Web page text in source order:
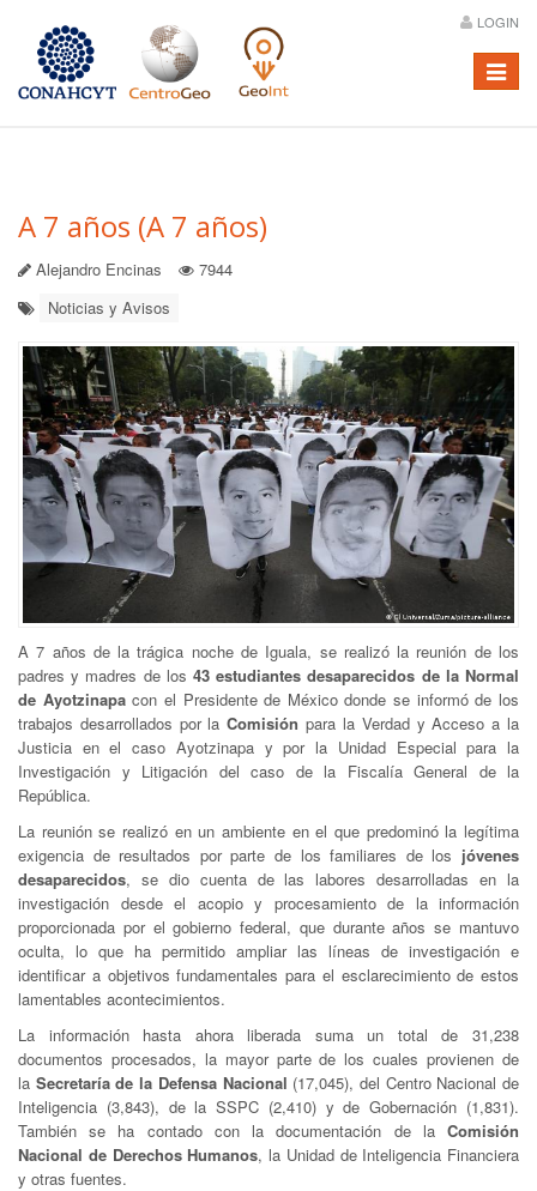
LOGIN
Menú
A 7 años (A 7 años)
Alejandro Encinas
7944
Noticias y Avisos
A 7 años de la trágica noche de Iguala, se realizó la reunión de los
padres y madres de los 43 estudiantes desaparecidos de la Normal
de Ayotzinapacon el Presidente de México donde se informó de los
trabajos desarrollados por laComisiónpara la Verdad y Acceso a la
Justicia en el caso Ayotzinapa y por la Unidad Especial para la
Investigación y Litigación del caso de la Fiscalía General de la
República.
La reunión se realizó en un ambiente en el que predominó la legítima
exigencia de resultados por parte de los familiares de los jóvenes
desaparecidos, se dio cuenta de las labores desarrolladas en la
investigación desde el acopio y procesamiento de la información
proporcionada por el gobierno federal, que durante años se mantuvo
oculta, lo que ha permitido ampliar las líneas de investigación e
identificar a objetivos fundamentales para el esclarecimiento de estos
lamentables acontecimientos.
La información hasta ahora liberada suma un total de 31,238
documentos procesados, la mayor parte de los cuales provienen de
la Secretaría de la Defensa Nacional (17,045), del Centro Nacional de
Inteligencia (3,843), de la SSPC (2,410) y de Gobernación (1,831).
También se ha contado con la documentación de la Comisión
Nacional de Derechos Humanos, la Unidad de Inteligencia Financiera
y otras fuentes.